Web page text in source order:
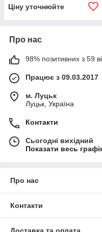
Ціну уточнюйте
Про нас
98% позитивних з 59
Працює з 09.03.2017
м. Луцьк
Луцьк, Україна
Контакти
Сьогодні вихідний
Показати весь
Про нас
Контакти